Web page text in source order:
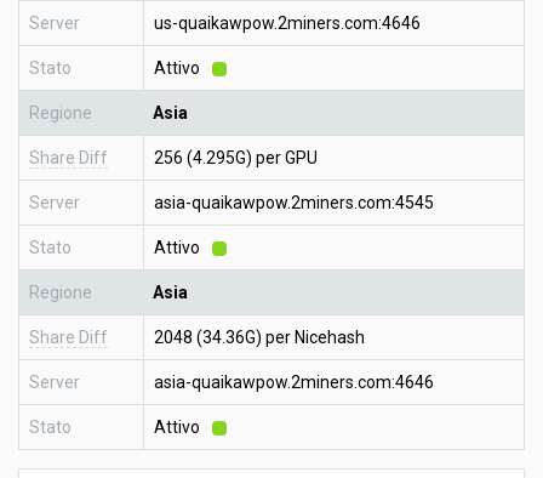
Server us-quaikawpow.2miners.com:4646
Stato Attivo
Regione Asia
Share Diff 256 (4.295G) per GPU
Server asia-quaikawpow.2miners.com:4545
Stato Attivo
Regione Asia
Share Diff 2048 (34.36G) per Nicehash
Server asia-quaikawpow.2miners.com:4646
Stato Attivo